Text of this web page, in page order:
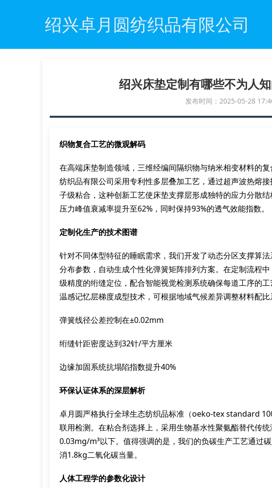
绍兴卓月圆纺织品有限公司
绍兴床垫定制有哪些不为人
发布时间：2025-05-28
织物复合工艺的微观解码
在高端床垫制造领域，三维经编间隔织物与纳米相变材料的
纺织品有限公司采用专利性多层叠加工艺，通过超声波热熔
子级粘合，这种创新工艺使床垫支撑层形成独特的应力分散
压力峰值衰减率提升至62%，同时保持93%的透气效能指数。
定制化生产的技术图谱
针对不同体型特征的睡眠需求，我们开发了动态分区支撑算
分布参数，自动生成个性化弹簧矩阵排列方案。在定制流程
级精度的绗缝定位，配合智能视觉检测系统确保每道工序的
温感记忆层梯度成型技术，可根据地域气候差异调整材料配比
弹簧线径公差控制在±0.02mm
绗缝针距密度达到32针/平方厘米
边缘加固系统抗塌陷指数提升40%
环保认证体系的深层解析
卓月圆严格执行全球生态纺织品标准（oeko-tex standard
联用检测。在粘合剂选择上，采用生物基水性聚氨酯替代传
0.03mg/m³以下。值得强调的是，我们的负碳生产工艺通过
消1.8kg二氧化碳当量。
人体工程学的参数化设计